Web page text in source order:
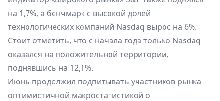
на 1,7%, а бенчмарк с высокой долей
технологических компаний Nasdaq вырос на 6%.
Стоит отметить, что с начала года только Nasdaq
оказался на положительной территории,
поднявшись на 12,1%.
Июнь продолжил подпитывать участников рынка
оптимистичной макростатистикой о